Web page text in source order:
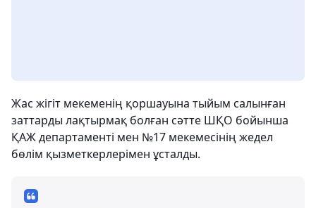
Жас жігіт мекеменің қоршауына тыйым салынған
заттарды лақтырмақ болған сәтте ШҚО бойынша
ҚАЖ департаменті мен №17 мекемесінің жедел
бөлім қызметкерлерімен ұсталды.